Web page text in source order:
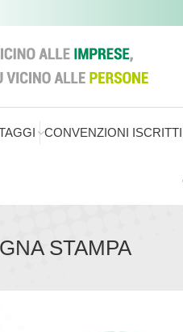
CONVENZIONI ISCRITTI
STAMPA